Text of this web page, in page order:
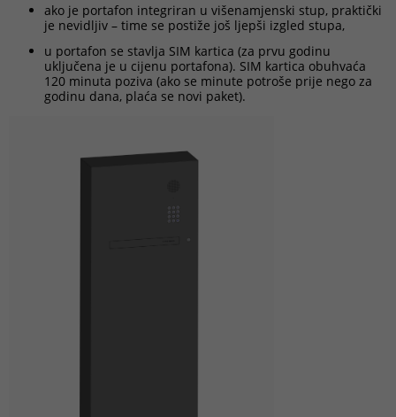
ako je portafon integriran u višenamjenski stup, praktički
je nevidljiv – time se postiže još ljepši izgled stupa,
u portafon se stavlja SIM kartica (za prvu godinu
uključena je u cijenu portafona). SIM kartica obuhvaća
120 minuta poziva (ako se minute potroše prije nego za
godinu dana, plaća se novi paket).